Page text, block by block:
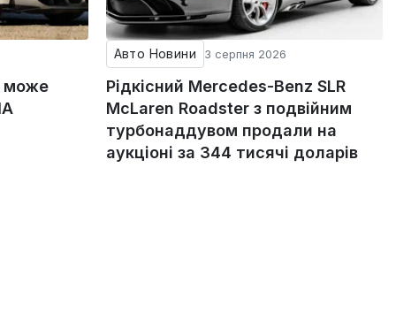
може
Авто Новини 3 серпня 2026
Рідкісний Mercedes-Benz SLR
McLaren Roadster з подвійним
турбонаддувом продали на
аукціоні за 344 тисячі доларів